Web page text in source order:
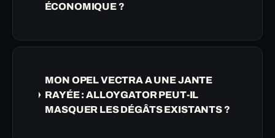
ÉCONOMIQUE ?
MON OPEL VECTRA A UNE JANTE
RAYÉE : ALLOYGATOR PEUT-IL
MASQUER LES DÉGÂTS EXISTANTS ?